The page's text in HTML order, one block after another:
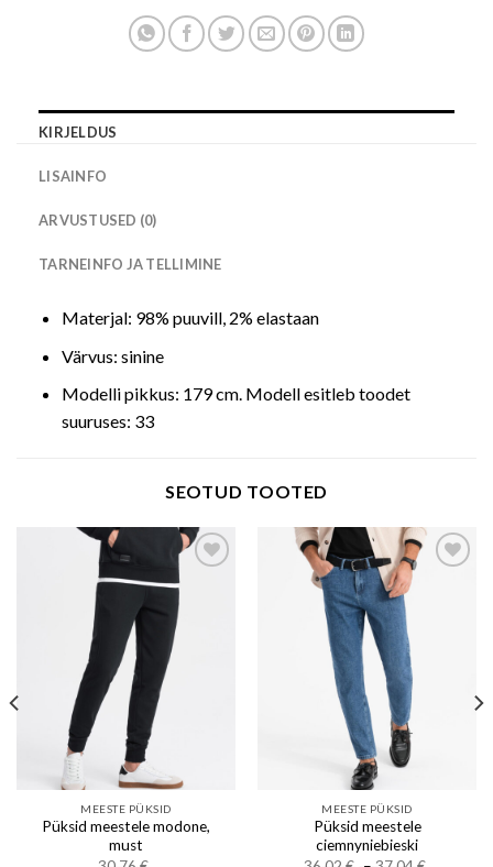
KIRJELDUS
LISAINFO
ARVUSTUSED (0)
TARNEINFO JA TELLIMINE
Materjal: 98% puuvill, 2% elastaan
Värvus: sinine
Modelli pikkus: 179 cm. Modell esitleb toodet
suuruses: 33
SEOTUD TOOTED
Add to wishlist
MEESTE PÜKSID
Püksid meestele modone,
must
Add to wishlist
MEESTE PÜKSID
Püksid meestele
ciemnyniebieski